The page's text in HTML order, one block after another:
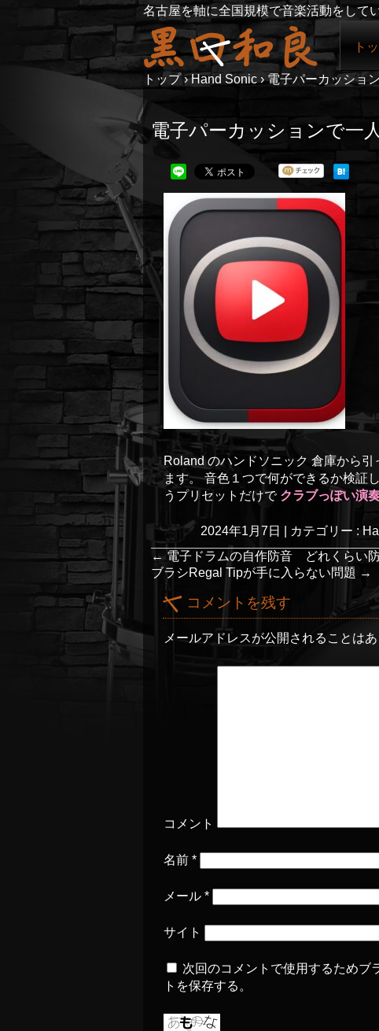
名古屋を軸に全国規模で音楽活動をして
ト
トップ › Hand Sonic › 電子パーカッショ
電子パーカッションで一
Roland のハンドソニック 倉庫から
ます。 音色１つで何ができるか検証
うプリセットだけで クラブっぽい演
2024年1月7日 カテゴリー :
←電子ドラムの自作防音 どれくらい
ブラシRegal Tipが手に入らない問題 →
コメントを残す
メールアドレスが公開されることはあ
コメント
名前 *
メール *
サイト
次回のコメントで使用するためブ
トを保存する。